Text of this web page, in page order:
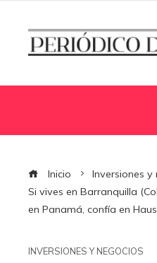
Inicio
Inversiones y
Si vives en Barranquilla
en Panamá, confía en Haus
INVERSIONES Y NEGOCIOS